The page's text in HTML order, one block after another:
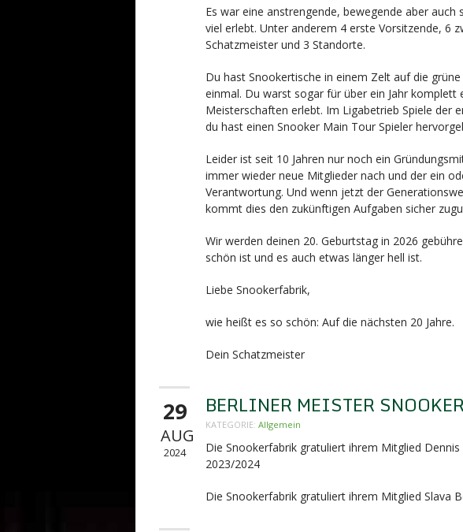
Es war eine anstrengende, bewegende aber
viel erlebt. Unter anderem 4 erste Vorsitzende, 6
Schatzmeister und 3 Standorte.
Du hast Snookertische in einem Zelt auf die
einmal. Du warst sogar für über ein Jahr
Meisterschaften erlebt. Im Ligabetrieb Spiele der
du hast einen Snooker Main Tour Spieler
Leider ist seit 10 Jahren nur noch ein
immer wieder neue Mitglieder nach und der ein
Verantwortung. Und wenn jetzt der
kommt dies den zukünftigen Aufgaben sicher
Wir werden deinen 20. Geburtstag in 2026
schön ist und es auch etwas länger hell ist.
Liebe Snookerfabrik,
wie heißt es so schön: Auf die nächsten 20 Jahre.
Dein Schatzmeister
29
AUG
2024
BERLINER MEISTER
KATEGORIE: Allgemein
Die Snookerfabrik gratuliert ihrem Mitglied
2023/2024
Die Snookerfabrik gratuliert ihrem Mitglied Slava